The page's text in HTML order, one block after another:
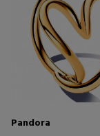
Pandora